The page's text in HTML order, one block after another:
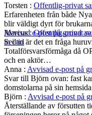
Avvisad e-post på grund
in i tid
Torsten : Offentlig-privat
Erfarenheten från både
blir väldigt dyrt för
Marcus:Offentlig-privat
Sedan är det en fråga
Totalförsvarsförmåga då
och en aktör…
Anna : Avvisad e-post på
Svar till Björn ovan: fast
domstolarna på sin
Björn : Avvisad e-post på
Återställande av försutten